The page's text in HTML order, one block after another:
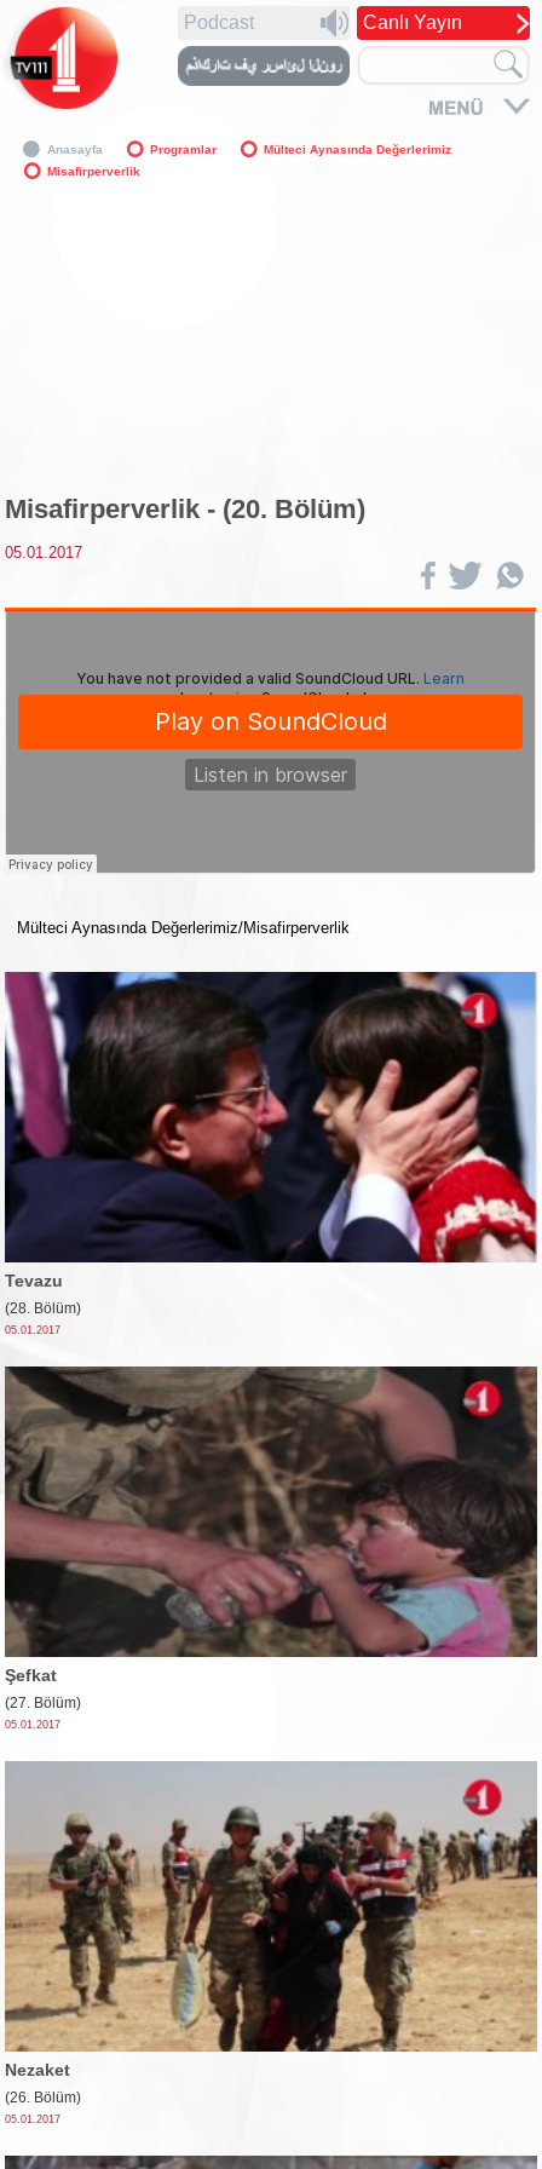
Canlı Yayın
Podcast
Anasayfa Programlar
Mülteci Aynasında Değerlerimiz
Misafirperverlik
Misafirperverlik - (20. Bölüm)
05.01.2017
Mülteci Aynasında Değerlerimiz/Misafirperverlik
Tevazu
(28. Bölüm)
05.01.2017
Şefkat
(27. Bölüm)
05.01.2017
Nezaket
(26. Bölüm)
05.01.2017